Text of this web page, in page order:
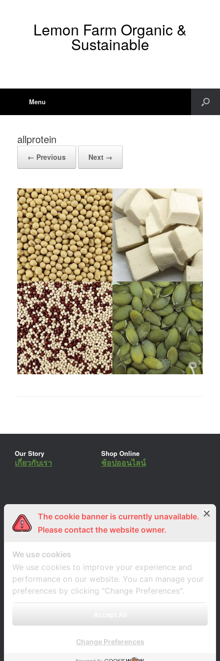
Lemon Farm Organic &
Sustainable
Menu
allprotein
← Previous Next →
Our Story
เกี่ยวกับเรา
Shop Online
ช้อปออนไลน์
ร่วมงานกับเรา
สมัครงาน
Lemon Farm Cafe
ร้านอาหารอินทรีย์
The cookie banner is currently unavailable.
Please contact the website owner.
We use cookies
We use cookies to improve your experience and
performance on our website. You can manage your
preferences by clicking "Change Preferences".
Change Preferences